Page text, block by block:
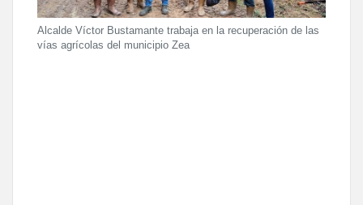
Alcalde Víctor Bustamante trabaja en la recuperación de las
vías agrícolas del municipio Zea